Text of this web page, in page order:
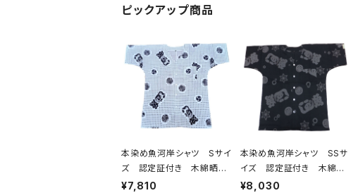
ピックアップ商品
本染め魚河岸シャツ Sサイ
ズ 認定証付き 木綿晒
伝統豆絞り柄 巴紋 白×
¥7,810
本染め魚河岸シャツ SSサ
イズ 認定証付き 木綿
晒 涼麻柄 黒×グレー
¥8,030